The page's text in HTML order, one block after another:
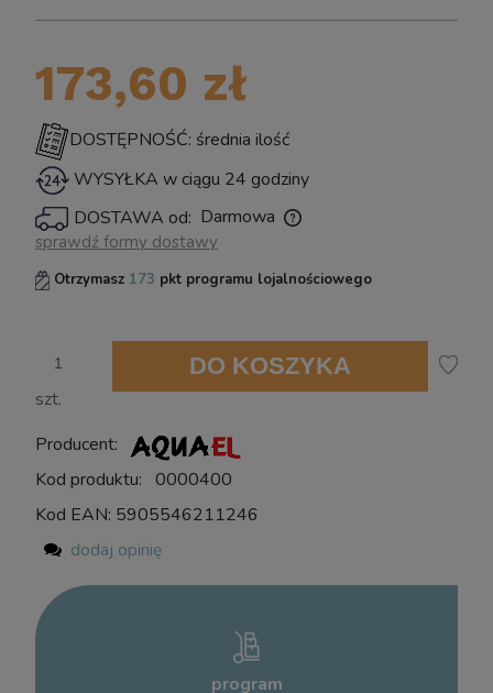
Oczka z Lampą UV Sterylizator na Glony UV-C
11W do 6000L
399,00 zł
powiadom o dostępności
173,60 zł
DOSTĘPNOŚĆ: średnia ilość
WYSYŁKA w ciągu 24 godziny
DOSTAWA od: Darmowa
Cena nie zawiera ewentualnych kosztów płatności
sprawdź formy dostawy
Otrzymasz 173 pkt programu lojalnościowego
szt.
DO KOSZYKA
Producent:
Kod produktu: 0000400
Kod EAN: 5905546211246
dodaj opinię
program